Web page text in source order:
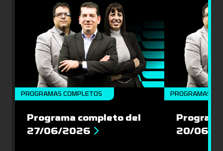
PROGRAMAS COMPLETOS
Programa completo del
27/06/2026
PROGRAMAS
20/06/